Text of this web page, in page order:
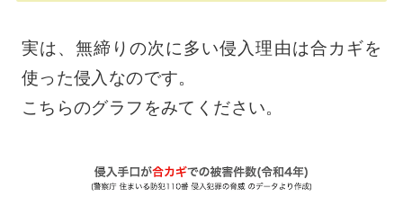
実は、無締りの次に多い侵入理由は合カギを
使った侵入なのです。
こちらのグラフをみてください。